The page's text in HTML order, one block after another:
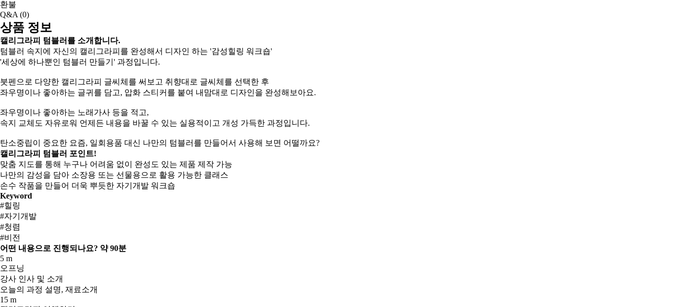
환불
Q&A (0)
상품 정보
캘리그라피 텀블러를 소개합니다.
텀블러 속지에 자신의 캘리그라피를 완성해서 디자인 하는 '감성힐링 워크숍'
'세상에 하나뿐인 텀블러 만들기' 과정입니다.
붓펜으로 다양한 캘리그라피 글씨체를 써보고 취향대로 글씨체를 선택한 후
좌우명이나 좋아하는 글귀를 담고, 압화 스티커를 붙여 내맘대로 디자인을 완성해보아요.
좌우명이나 좋아하는 노래가사 등을 적고,
속지 교체도 자유로워 언제든 내용을 바꿀 수 있는 실용적이고 개성 가득한 과정입니다.
탄소중립이 중요한 요즘, 일회용품 대신 나만의 텀블러를 만들어서 사용해 보면 어떨까요?
캘리그라피 텀블러 포인트!
맞춤 지도를 통해 누구나 어려움 없이 완성도 있는 제품 제작 가능
나만의 감성을 담아 소장용 또는 선물용으로 활용 가능한 클래스
손수 작품을 만들어 더욱 뿌듯한 자기개발 워크숍
Keyword
#힐링
#자기개발
#청렴
#비전
어떤 내용으로 진행되나요? 약 90분
5 m
오프닝
강사 인사 및 소개
오늘의 과정 설명, 재료소개
15 m